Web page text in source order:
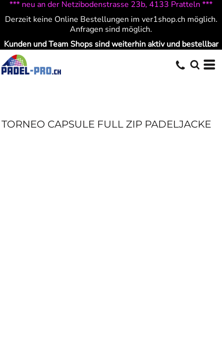
*** neu an der Netzibodenstrasse 23b, 4133 Pratteln ***
Derzeit keine Online Bestellungen im ver1shop.ch möglich.
Anfragen sind möglich.
Kunden und Team Shops sind weiterhin aktiv und bestellbar
TORNEO CAPSULE FULL ZIP PADELJACKE